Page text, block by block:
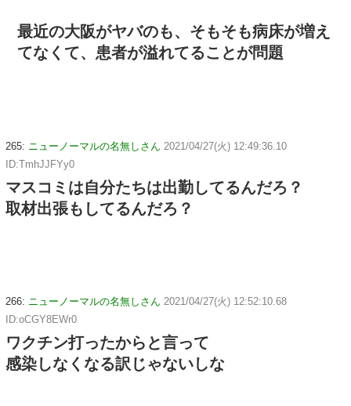
最近の大阪がヤバのも、そもそも病床が増え
てなくて、患者が溢れてることが問題
265: ニューノーマルの名無しさん 2021/04/27(火) 12:49:36.10
ID:TmhJJFYy0
マスコミは自分たちは出勤してるんだろ？
取材出張もしてるんだろ？
266: ニューノーマルの名無しさん 2021/04/27(火) 12:52:10.68
ID:oCGY8EWr0
ワクチン打ったからと言って
感染しなくなる訳じゃないしな